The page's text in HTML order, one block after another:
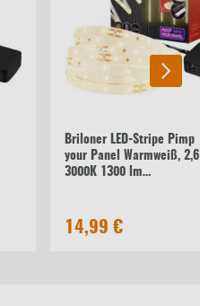
Briloner LED-Stripe Pimp
your Panel Warmweiß,
3000K 1300 lm
14,99 €